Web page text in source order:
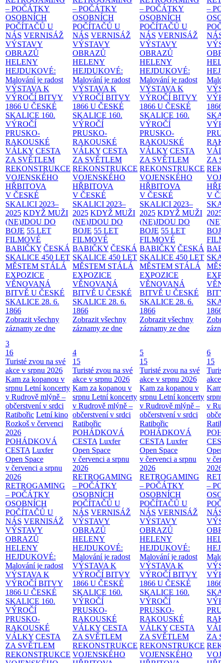
– POČÁTKY
OSOBNÍCH
POČÍTAČŮ U
NÁS VERNISÁŽ
VÝSTAVY
OBRAZŮ
HELENY
HEJDUKOVÉ:
Malování je radost
VÝSTAVA K
VÝROČÍ BITVY
1866 U ČESKÉ
SKALICE 160.
VÝROČÍ
PRUSKO-
RAKOUSKÉ
VÁLKY CESTA
ZA SVĚTLEM
REKONSTRUKCE
VOJENSKÉHO
HŘBITOVA
V ČESKÉ
SKALICI 2023–
2025 KDYŽ MUŽI
(NE)JDOU DO
BOJE 55 LET
FILMOVÉ
BABIČKY ČESKÁ
SKALICE 450 LET
MĚSTEM STÁLÁ
EXPOZICE
VĚNOVANÁ
BITVĚ U ČESKÉ
SKALICE 28. 6.
1866
Zobrazit všechny
záznamy ze dne
– POČÁTKY
OSOBNÍCH
POČÍTAČŮ U
NÁS VERNISÁŽ
VÝSTAVY
OBRAZŮ
HELENY
HEJDUKOVÉ:
Malování je radost
VÝSTAVA K
VÝROČÍ BITVY
1866 U ČESKÉ
SKALICE 160.
VÝROČÍ
PRUSKO-
RAKOUSKÉ
VÁLKY CESTA
ZA SVĚTLEM
REKONSTRUKCE
VOJENSKÉHO
HŘBITOVA
V ČESKÉ
SKALICI 2023–
2025 KDYŽ MUŽI
(NE)JDOU DO
BOJE 55 LET
FILMOVÉ
BABIČKY ČESKÁ
SKALICE 450 LET
MĚSTEM STÁLÁ
EXPOZICE
VĚNOVANÁ
BITVĚ U ČESKÉ
SKALICE 28. 6.
1866
Zobrazit všechny
záznamy ze dne
– POČÁTKY
OSOBNÍCH
POČÍTAČŮ U
NÁS VERNISÁŽ
VÝSTAVY
OBRAZŮ
HELENY
HEJDUKOVÉ:
Malování je radost
VÝSTAVA K
VÝROČÍ BITVY
1866 U ČESKÉ
SKALICE 160.
VÝROČÍ
PRUSKO-
RAKOUSKÉ
VÁLKY CESTA
ZA SVĚTLEM
REKONSTRUKCE
VOJENSKÉHO
HŘBITOVA
V ČESKÉ
SKALICI 2023–
2025 KDYŽ MUŽI
(NE)JDOU DO
BOJE 55 LET
FILMOVÉ
BABIČKY ČESKÁ
SKALICE 450 LET
MĚSTEM STÁLÁ
EXPOZICE
VĚNOVANÁ
BITVĚ U ČESKÉ
SKALICE 28. 6.
1866
Zobrazit všechny
záznamy ze dne
–
ZA
V
3
16
Turisté zvou na své
akce v srpnu 2026
Kam za kopanou v
srpnu Letní koncerty
v Rudrově mlýně –
občerstvení v srdci
Ratibořic Letní kino
Rozkoš v červenci
2026
POHÁDKOVÁ
CESTA Luxfer
Open Space
v červenci a srpnu
2026
RETROGAMING
– POČÁTKY
OSOBNÍCH
POČÍTAČŮ U
NÁS VERNISÁŽ
VÝSTAVY
OBRAZŮ
HELENY
HEJDUKOVÉ:
Malování je radost
VÝSTAVA K
VÝROČÍ BITVY
1866 U ČESKÉ
SKALICE 160.
VÝROČÍ
PRUSKO-
RAKOUSKÉ
VÁLKY CESTA
ZA SVĚTLEM
REKONSTRUKCE
4
15
Turisté zvou na své
akce v srpnu 2026
Kam za kopanou v
srpnu Letní koncerty
v Rudrově mlýně –
občerstvení v srdci
Ratibořic
POHÁDKOVÁ
CESTA Luxfer
Open Space
v červenci a srpnu
2026
RETROGAMING
– POČÁTKY
OSOBNÍCH
POČÍTAČŮ U
NÁS VERNISÁŽ
VÝSTAVY
OBRAZŮ
HELENY
HEJDUKOVÉ:
Malování je radost
VÝSTAVA K
VÝROČÍ BITVY
1866 U ČESKÉ
SKALICE 160.
VÝROČÍ
PRUSKO-
RAKOUSKÉ
VÁLKY CESTA
ZA SVĚTLEM
REKONSTRUKCE
VOJENSKÉHO
5
15
Turisté zvou na své
akce v srpnu 2026
Kam za kopanou v
srpnu Letní koncerty
v Rudrově mlýně –
občerstvení v srdci
Ratibořic
POHÁDKOVÁ
CESTA Luxfer
Open Space
v červenci a srpnu
2026
RETROGAMING
– POČÁTKY
OSOBNÍCH
POČÍTAČŮ U
NÁS VERNISÁŽ
VÝSTAVY
OBRAZŮ
HELENY
HEJDUKOVÉ:
Malování je radost
VÝSTAVA K
VÝROČÍ BITVY
1866 U ČESKÉ
SKALICE 160.
VÝROČÍ
PRUSKO-
RAKOUSKÉ
VÁLKY CESTA
ZA SVĚTLEM
REKONSTRUKCE
VOJENSKÉHO
6
15
v
v
–
ZA